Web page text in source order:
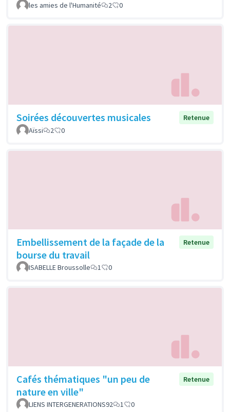
les amies de l'Humanité 2 0
Soirées découvertes musicales
Retenue
Aïssi
2 0
Embellissement de la façade de la
bourse du travail
Retenue
ISABELLE Broussolle 1 0
Cafés thématiques "un peu de
nature en ville"
Retenue
LIENS INTERGENERATIONS92 1 0